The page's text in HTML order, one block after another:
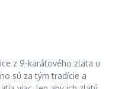
z 9-karátového zlata u
sú za tým tradície a